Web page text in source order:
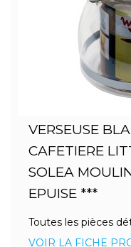
VERSEUSE
CAFETIERE
SOLEA
EPUISE ***
Toutes les pièces
VOIR LA FICHE